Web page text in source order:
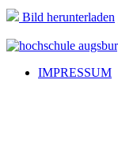
Bild herunterladen
IMPRESSUM